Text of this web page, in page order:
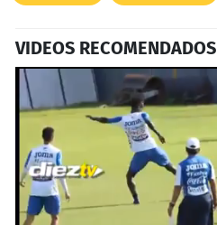
VIDEOS RECOMENDADOS